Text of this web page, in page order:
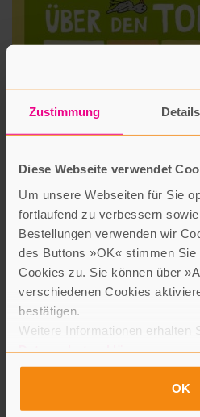
Zustimmung Details
Diese Webseite verwendet
Um unsere Webseiten für Sie
fortlaufend zu verbessern
Bestellungen verwenden wir
des Buttons »OK« stimmen Sie
Cookies zu. Sie können über
verschiedenen Cookies
bestätigen.
Weitere Informationen erhalten
Datenschutzerklärung.
OK
Wie spricht man eigentlich über
Carl Hanser Verlag GmbH & Co.KG
17,00 Euro
Übersetzer: Ina Kronenberger
Alles, was Kinder über das
wollen. Kindgerecht, ehrlich und
Erinnern und Getröstet-Sein für
passiert, wenn man stirbt? Und
sterben? Wie läuft eine Beerdigung
nur schwer sprechen können. In
Fiske alle Fragen rund um das
Körper nach dem Tod, welche